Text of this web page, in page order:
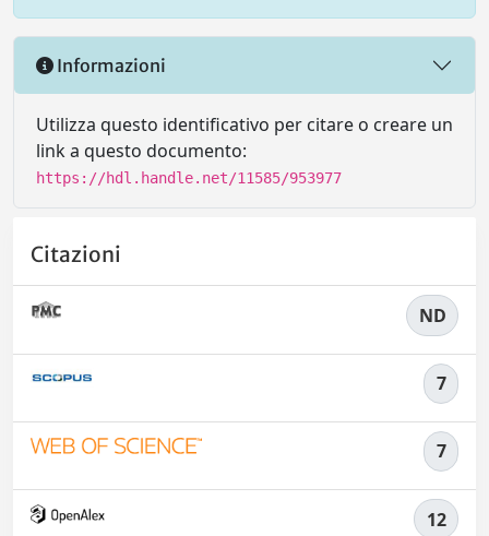
Informazioni
Utilizza questo identificativo per citare o creare un
link a questo documento:
https://hdl.handle.net/11585/953977
Citazioni
ND
7
7
12